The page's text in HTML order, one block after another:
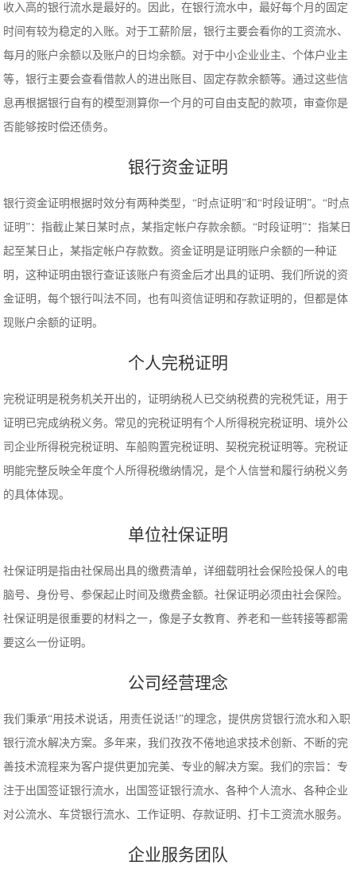
收入高的银行流水是最好的。因此，在银行流水中，最好每个月的固定
时间有较为稳定的入账。对于工薪阶层，银行主要会看你的工资流水、
每月的账户余额以及账户的日均余额。对于中小企业业主、个体户业主
等，银行主要会查看借款人的进出账目、固定存款余额等。通过这些信
息再根据银行自有的模型测算你一个月的可自由支配的款项，审查你是
否能够按时偿还债务。
银行资金证明
银行资金证明根据时效分有两种类型，“时点证明”和“时段证明”。“时点
证明”：指截止某日某时点，某指定帐户存款余额。“时段证明”：指某日
起至某日止，某指定帐户存款数。资金证明是证明账户余额的一种证
明，这种证明由银行查证该账户有资金后才出具的证明、我们所说的资
金证明，每个银行叫法不同，也有叫资信证明和存款证明的，但都是体
现账户余额的证明。
个人完税证明
完税证明是税务机关开出的，证明纳税人已交纳税费的完税凭证，用于
证明已完成纳税义务。常见的完税证明有个人所得税完税证明、境外公
司企业所得税完税证明、车船购置完税证明、契税完税证明等。完税证
明能完整反映全年度个人所得税缴纳情况，是个人信誉和履行纳税义务
的具体体现。
单位社保证明
社保证明是指由社保局出具的缴费清单，详细载明社会保险投保人的电
脑号、身份号、参保起止时间及缴费金额。社保证明必须由社会保险。
社保证明是很重要的材料之一，像是子女教育、养老和一些转接等都需
要这么一份证明。
公司经营理念
我们秉承“用技术说话，用责任说话!”的理念，提供房贷银行流水和入职
银行流水解决方案。多年来，我们孜孜不倦地追求技术创新、不断的完
善技术流程来为客户提供更加完美、专业的解决方案。我们的宗旨：专
注于出国签证银行流水，出国签证银行流水、各种个人流水、各种企业
对公流水、车贷银行流水、工作证明、存款证明、打卡工资流水服务。
企业服务团队